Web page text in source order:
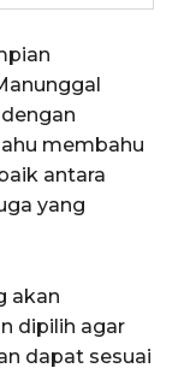
membahu
antara
yang
akan
dipilih agar
dapat sesuai